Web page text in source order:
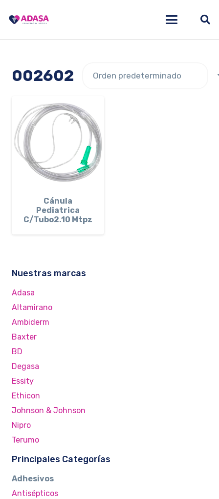
002602
Cánula
Pediatrica
C/Tubo2.10 Mtpz
Nuestras marcas
Adasa
Altamirano
Ambiderm
Baxter
BD
Degasa
Essity
Ethicon
Johnson & Johnson
Nipro
Terumo
Principales Categorías
Adhesivos
Antisépticos